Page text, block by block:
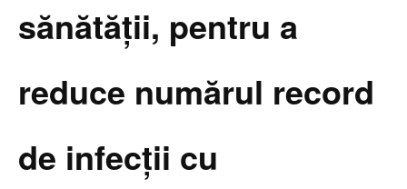
sănătăţii, pentru a
reduce numărul record
de infecţii cu